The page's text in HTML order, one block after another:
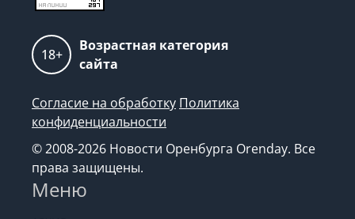
18+
Возрастная категория
сайта
Согласие на обработку Политика
конфиденциальности
© 2008-2026 Новости Оренбурга Orenday. Все
права защищены.
Меню